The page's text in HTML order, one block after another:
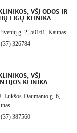
VŠĮ ODOS IR
LIGŲ KLINIKA
g. 2, 50161, Kaunas
326784
VŠĮ
KLINIKA
Lukšos-Daumanto g. 6,
387560